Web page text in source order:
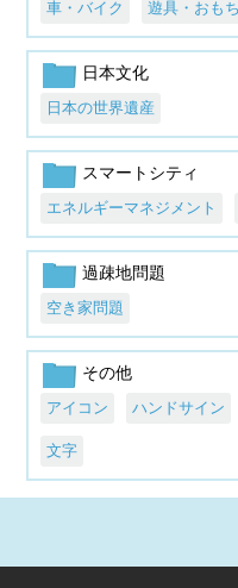
車・バイク 遊具・おも
日本文化
日本の世界遺産
スマートシティ
エネルギーマネジメント
過疎地問題
空き家問題
その他
アイコン ハンドサイン
文字